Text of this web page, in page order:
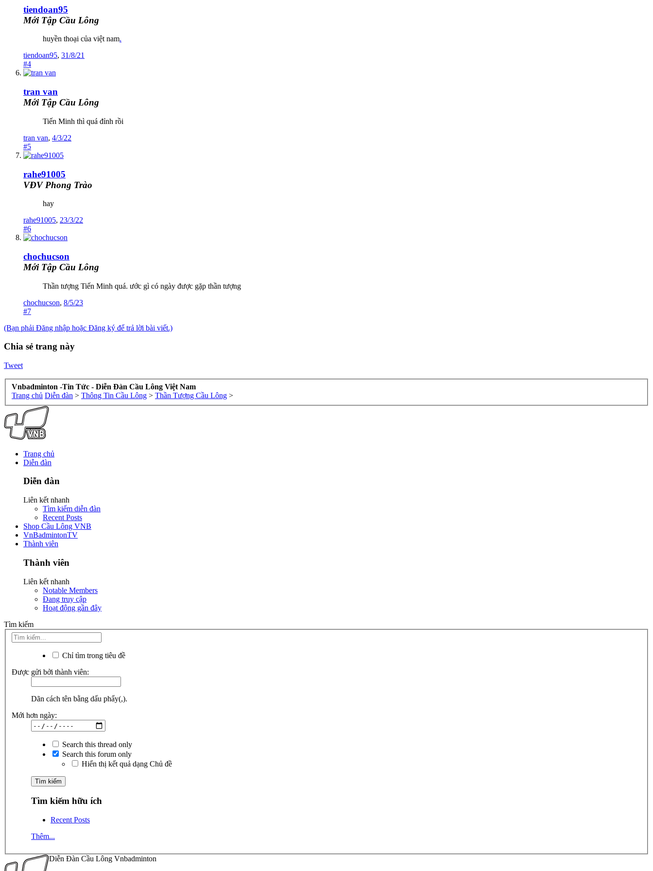
tiendoan95
Mới Tập Cầu Lông
huyền thoại của việt nam.
tiendoan95, 31/8/21
#4
tran van
Mới Tập Cầu Lông
Tiến Minh thì quá đỉnh rồi
tran van, 4/3/22
#5
rahe91005
VĐV Phong Trào
hay
rahe91005, 23/3/22
#6
chochucson
Mới Tập Cầu Lông
Thần tượng Tiến Minh quá. ước gì có ngày được gặp thần tượng
chochucson, 8/5/23
#7
(Bạn phải Đăng nhập hoặc Đăng ký để trả lời bài viết.)
Chia sẻ trang này
Tweet
Vnbadminton -Tin Tức - Diễn Đàn Cầu Lông Việt Nam
Trang chủ Diễn đàn > Thông Tin Cầu Lông > Thần Tượng Cầu Lông >
Trang chủ
Diễn đàn
Diễn đàn
Liên kết nhanh
Tìm kiếm diễn đàn
Recent Posts
Shop Cầu Lông VNB
VnBadmintonTV
Thành viên
Thành viên
Liên kết nhanh
Notable Members
Đang truy cập
Hoạt động gần đây
Tìm kiếm
Chỉ tìm trong tiêu đề
Được gửi bởi thành viên:
Dãn cách tên bằng dấu phẩy(,).
Mới hơn ngày:
Search this thread only
Search this forum only
Hiển thị kết quả dạng Chủ đề
Tìm kiếm hữu ích
Recent Posts
Thêm...
Diễn Đàn Cầu Lông Vnbadminton